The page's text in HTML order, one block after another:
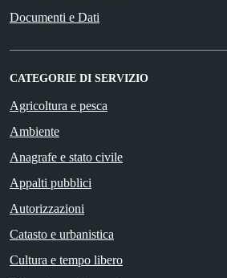
Documenti e Dati
CATEGORIE DI SERVIZIO
Agricoltura e pesca
Ambiente
Anagrafe e stato civile
Appalti pubblici
Autorizzazioni
Catasto e urbanistica
Cultura e tempo libero